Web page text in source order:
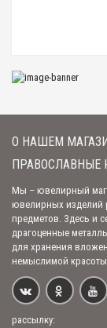
О НАШЕМ
ПРАВОСЛАВНЫЕ
Мы – ювелирный
ювелирных изделий
предметов. Здесь и
драгоценные
для хранения
немыслимой
рассылку: